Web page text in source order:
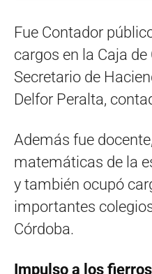
Fue Contador
cargos en la Caja de
Secretario de
Delfor Peralta,
Además fue
matemáticas de la
y también ocupó
importantes
Córdoba.
Impulso a los fierros